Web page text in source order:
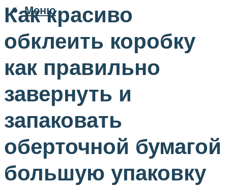
Меню
Как красиво
обклеить коробку
как правильно
завернуть и
запаковать
оберточной бумагой
большую упаковку